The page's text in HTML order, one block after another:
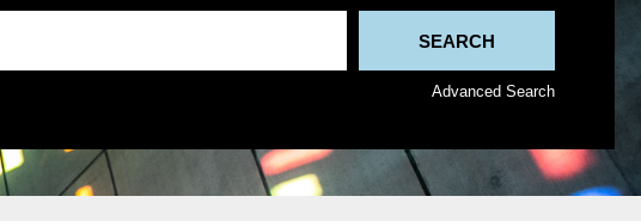
Advanced Search